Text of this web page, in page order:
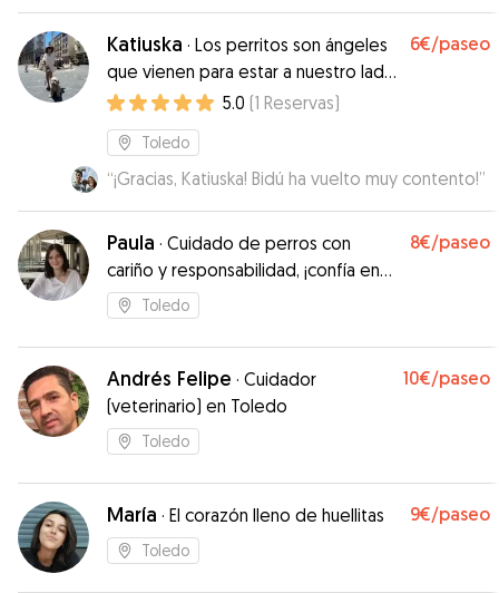
Katiuska · Los perritos son ángeles
que vienen para estar a nuestro lado
ya hacernos más felices
6€/paseo
5.0 (1 Reservas)
Toledo
“¡Gracias, Katiuska! Bidú ha vuelto muy contento!”
Paula · Cuidado de perros con
cariño y responsabilidad, ¡confía en
una estudiante!
8€/paseo
Toledo
Andrés Felipe · Cuidador
(veterinario) en Toledo
10€/paseo
Toledo
María · El corazón lleno de huellitas 9€/paseo
Toledo